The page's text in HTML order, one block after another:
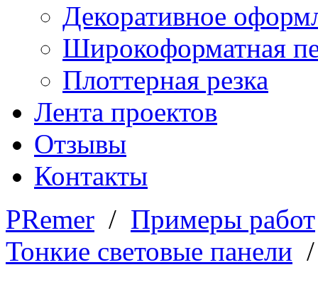
Декоративное
Широкоформатная
Плоттерная резка
Лента проектов
Отзывы
Контакты
PRemer / Примеры работ
Тонкие световые панели